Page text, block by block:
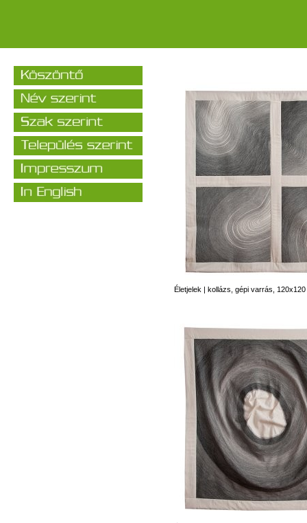
Életjelek | kollázs, gépi varrás, 120x120